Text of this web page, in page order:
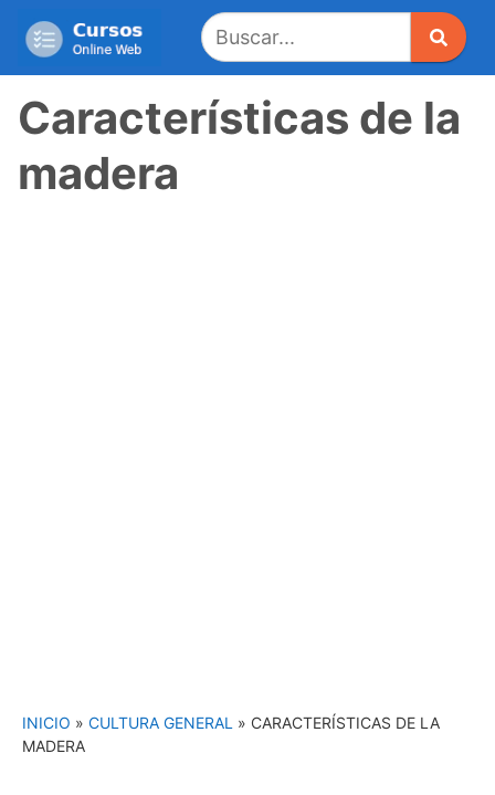
Características de la
madera
INICIO » CULTURA GENERAL » CARACTERÍSTICAS DE LA
MADERA